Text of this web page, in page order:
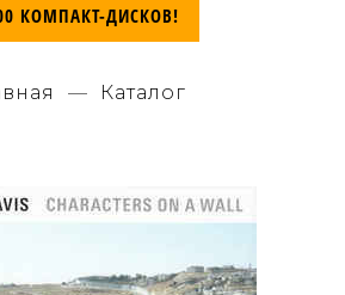
КОМПАКТ-ДИСКОВ!
Каталог